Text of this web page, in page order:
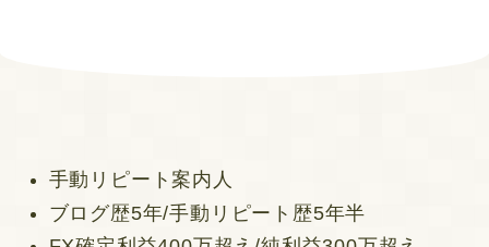
手動リピート案内人
ブログ歴5年/手動リピート歴5年半